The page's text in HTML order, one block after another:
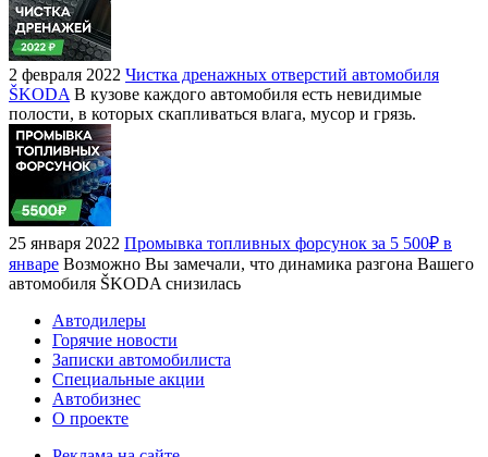
2 февраля 2022 Чистка дренажных отверстий автомобиля
ŠKODA В кузове каждого автомобиля есть невидимые
полости, в которых скапливаться влага, мусор и грязь.
25 января 2022 Промывка топливных форсунок за 5 500₽ в
январе Возможно Вы замечали, что динамика разгона Вашего
автомобиля ŠKODA снизилась
Автодилеры
Горячие новости
Записки автомобилиста
Специальные акции
Автобизнес
О проекте